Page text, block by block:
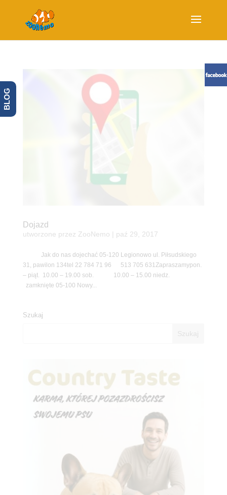
Dojazd
utworzone przez ZooNemo paź 29, 2017
Jak do nas dojechać 05-120 Legionowo ul. Piłsudskiego
31, pawilon 134tel 22 784 71 96 513 705 631Zapraszamypon.
– piąt. 10.00 – 19.00 sob. 10.00 – 15.00 niedz.
zamknięte 05-100 Nowy...
Szukaj
BLOG